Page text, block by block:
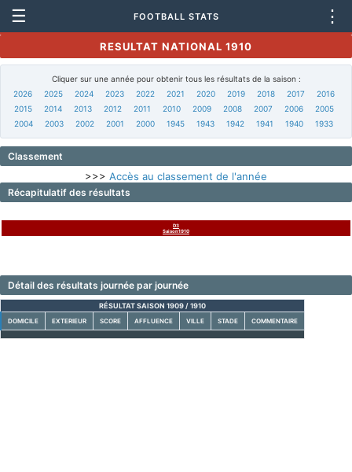
☰ FOOTBALL STATS ⋮
RESULTAT NATIONAL 1910
Cliquer sur une année pour obtenir tous les résultats de la saison :
2026
2025 2024 2023 2022 2021 2020 2019 2018 2017
2016
2015
2014 2013 2012 2011 2010 2009 2008 2007 2006
2005
2004
2003 2002 2001 2000 1945 1943 1942 1941 1940 1933
Classement
>>> Accès au classement de l'année
Récapitulatif des résultats
D3
Saison1910
Détail des résultats journée par journée
RÉSULTAT SAISON 1909 / 1910
DOMICILE EXTERIEUR SCORE AFFLUENCE VILLE STADE COMMENTAIRE